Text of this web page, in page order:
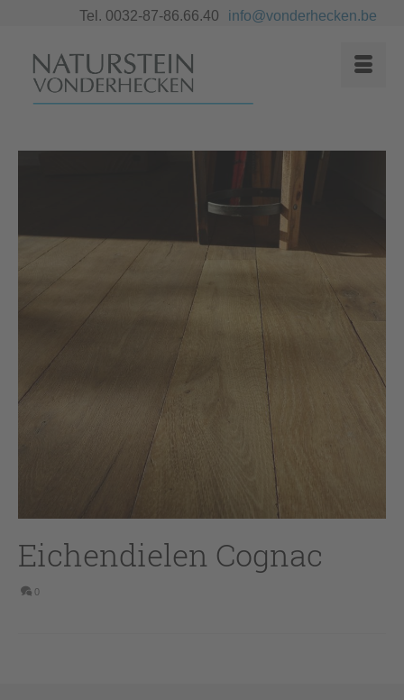
Tel. 0032-87-86.66.40 info@vonderhecken.be
Eichendielen Cognac
0